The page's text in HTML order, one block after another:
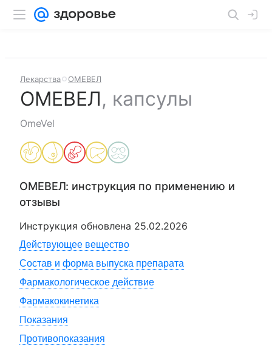
Лекарства ОМЕВЕЛ
ОМЕВЕЛ, капсулы
OmeVel
ОМЕВЕЛ: инструкция по применению и
отзывы
Инструкция обновлена 25.02.2026
Действующее вещество
Состав и форма выпуска препарата
Фармакологическое действие
Фармакокинетика
Показания
Противопоказания